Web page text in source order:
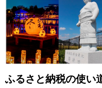
https://www.furusato-tax.jp/
※ダウンロード・印刷の環境
ていただきますので、＜ふる
＞までご連絡ください。た
りにお届けできない場合もあ
い。
【お問い合わせ】
ふるさと納税の使い